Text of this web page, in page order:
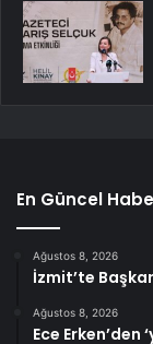
En Güncel
Ağustos 8, 2026
İzmit’te
Ağustos 8, 2026
Ece Erken’den